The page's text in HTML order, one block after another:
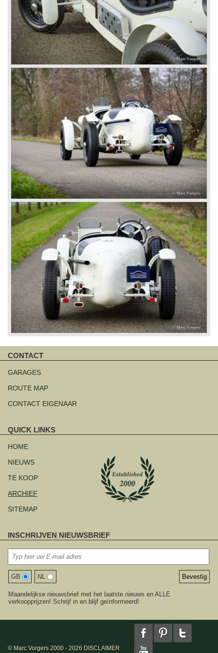
CONTACT
overslaan
GARAGES
ROUTE MAP
CONTACT EIGENAAR
QUICK LINKS
overslaan
HOME
NIEUWS
TE KOOP
ARCHIEF
SITEMAP
INSCHRIJVEN NIEUWSBRIEF
GB NL
Maandelijkse nieuwsbrief met het laatste nieuws en ALLE
verkoopprijzen! Schrijf in en blijf geïnformeerd!
© Marc Vorgers 2000 - 2026 DISCLAIMER